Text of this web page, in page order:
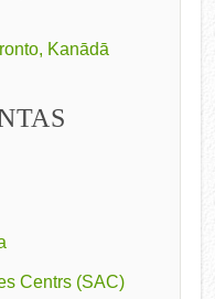
Kanādā
Centrs (SAC)